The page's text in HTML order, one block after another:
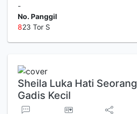
-
No. Panggil
823 Tor S
Sheila Luka Hati Seorang
Gadis Kecil